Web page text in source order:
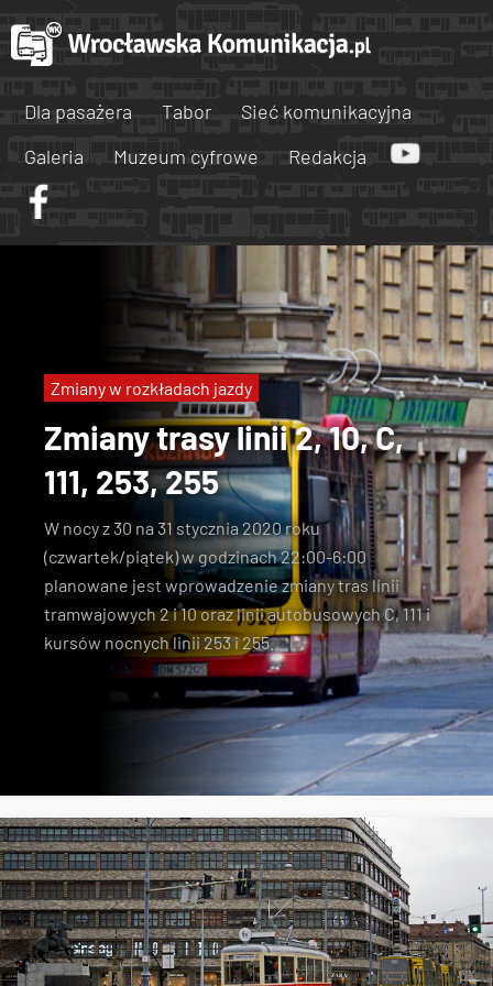
Dla pasażera Tabor
Sieć komunikacyjna
Galeria
Muzeum cyfrowe Redakcja
Zmiany trasy linii 2, 10, C,
111, 253, 255
W nocy z 30 na 31 stycznia 2020 roku
(czwartek/piątek) w godzinach 22:00-6:00
planowane jest wprowadzenie zmianytras linii
tramwajowych 2 i 10 oraz linii autobusowych C, 111 i
kursów nocnych linii 253 i 255.
Zmiany w rozkładach jazdy
zmiany tras
linia C